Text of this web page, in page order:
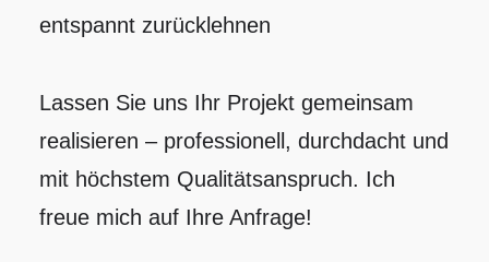
entspannt zurücklehnen
Lassen Sie uns Ihr Projekt gemeinsam
realisieren – professionell, durchdacht und
mit höchstem Qualitätsanspruch. Ich
freue mich auf Ihre Anfrage!